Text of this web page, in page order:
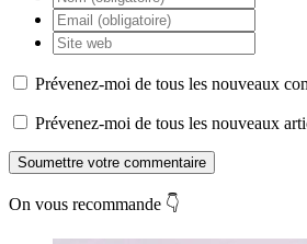
Prévenez-moi de tous les nouveaux
Prévenez-moi de tous les nouveaux
Soumettre votre commentaire
On vous recommande 👇